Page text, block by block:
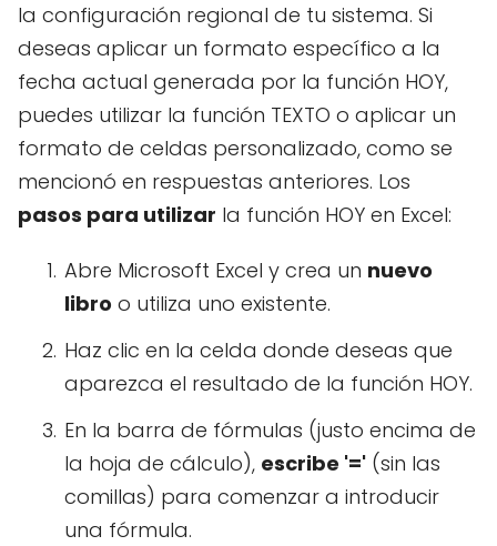
la configuración regional de tu sistema. Si
deseas aplicar un formato específico a la
fecha actual generada por la función HOY,
puedes utilizar la función TEXTO o aplicar un
formato de celdas personalizado, como se
mencionó en respuestas anteriores. Los
pasos para utilizar la función HOY en Excel:
Abre Microsoft Excel y crea un nuevo
libro o utiliza uno existente.
Haz clic en la celda donde deseas que
aparezca el resultado de la función HOY.
En la barra de fórmulas (justo encima de
la hoja de cálculo), escribe '=' (sin las
comillas) para comenzar a introducir
una fórmula.